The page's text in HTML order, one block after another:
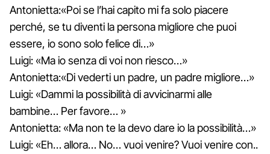
Antonietta:«Poi se l’hai capito mi fa solo piacere
perché, se tu diventi la persona migliore che puoi
essere, io sono solo felice di…»
Luigi: «Ma io senza di voi non riesco…»
Antonietta:«Di vederti un padre, un padre migliore…»
Luigi: «Dammi la possibilità di avvicinarmi alle
bambine… Per favore… »
Antonietta: «Ma non te la devo dare io la possibilità…»
Luigi: «Eh… allora… No… vuoi venire? Vuoi venire con..